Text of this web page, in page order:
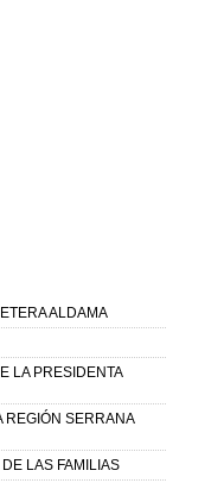
ALDAMA
LA PRESIDENTA
REGIÓN SERRANA
LAS FAMILIAS